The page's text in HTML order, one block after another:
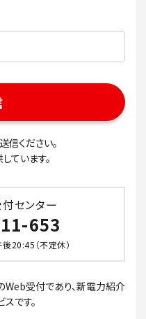
信ください。
ています。
センター
653
20:45（不定休）
Web受付であり、新電力紹介
です。